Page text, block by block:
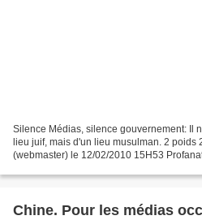
Silence Médias, silence gouvernement: Il
lieu juif, mais d'un lieu musulman. 2 poids
(webmaster) le 12/02/2010 15H53
Chine. Pour les médias